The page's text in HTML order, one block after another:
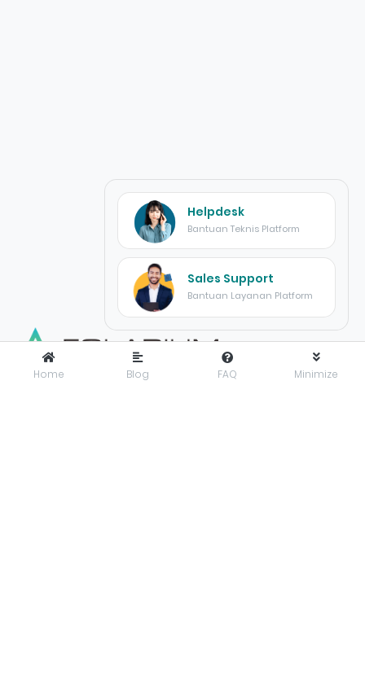
Home Blog FAQ Minimize
Helpdesk
Bantuan Teknis Platform
Sales Support
Bantuan Layanan Platform